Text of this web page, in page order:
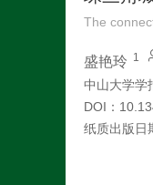
The
盛艳玲 1
中山大学学
DOI：
纸质出版日